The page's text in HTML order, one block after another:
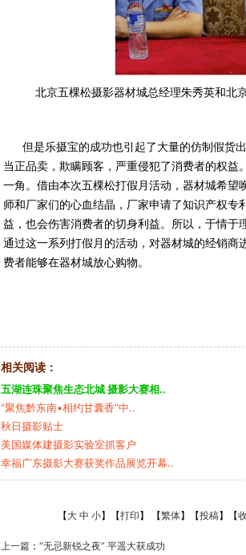
北京五棵松摄影器材城总经理朱秀英和北
但是乐摄宝的成功也引起了大量的仿制假货
当正品卖，欺瞒顾客，严重侵犯了消费者的权
一角。借由本次五棵松打假月活动，器材城希
师和厂家们的心血结晶，厂家申请了知识产权专
益，也会伤害消费者的切身利益。所以，于情于
通过这一系列打假月的活动，对器材城的经销商
费者能够在器材城放心购物。
相关阅读：
五湖连珠聚焦生态北城 摄影大赛相..
“聚焦黔东南•相约甘囊香”中..
秋日摄影贴士
美国媒体建摄影实验室抓客户
幸福广东摄影大赛获奖作品展览开幕..
【大 中 小】【打印】 【繁体】【投稿】【
上一篇： “无忌新锐之夜” 平遥大获成功